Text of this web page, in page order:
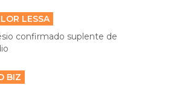
LESSA
confirmado suplente de
BIZ